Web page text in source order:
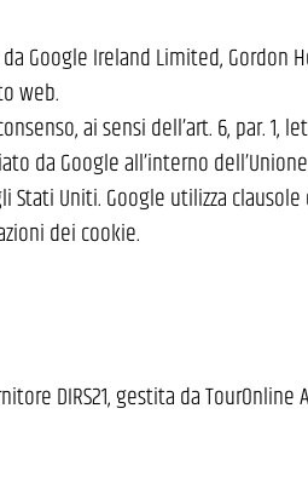
Google Ireland Limited, Gordon
web.
ai sensi dell’art. 6, par. 1,
da Google all’interno
Uniti. Google utilizza
dei cookie.
DIRS21, gestita da TourOnline